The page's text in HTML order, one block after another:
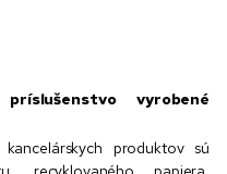
vyrobené
produktov sú